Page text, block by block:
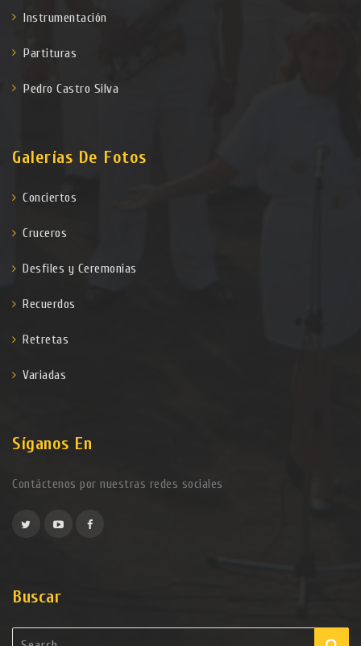
Instrumentación
Partituras
Pedro Castro Silva
Galerías De Fotos
Conciertos
Cruceros
Desfiles y Ceremonias
Recuerdos
Retretas
Variadas
Síganos En
Contáctenos por nuestras redes sociales
Buscar